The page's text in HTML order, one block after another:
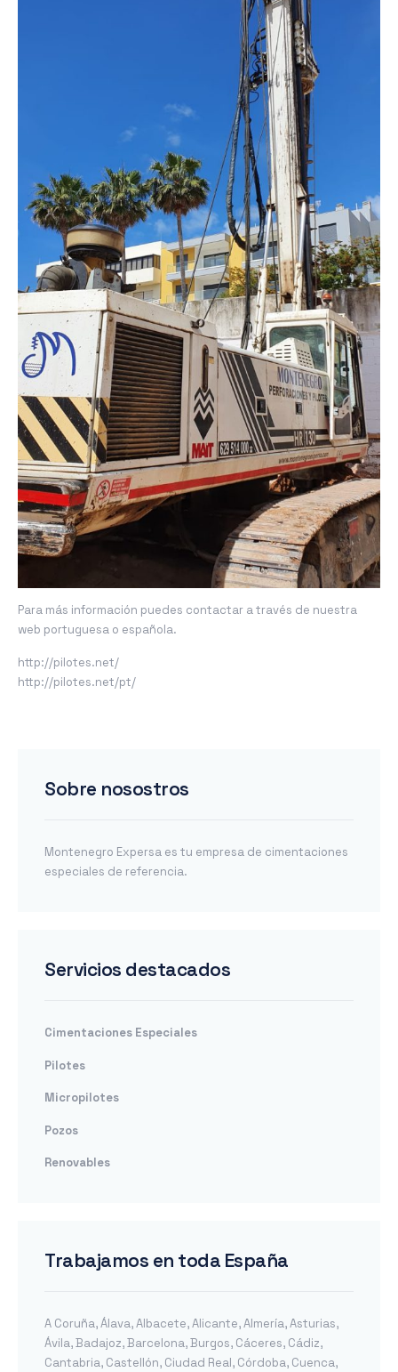
Para más información puedes contactar a través de nuestra
web portuguesa o española.
http://pilotes.net/
http://pilotes.net/pt/
Sobre nosostros
Montenegro Expersa es tu empresa de cimentaciones
especiales de referencia.
Servicios destacados
Cimentaciones Especiales
Pilotes
Micropilotes
Pozos
Renovables
Trabajamos en toda España
A Coruña,Álava,Albacete,Alicante,Almería,Asturias,
Ávila,Badajoz,Barcelona,Burgos, Cáceres, Cádiz,
Cantabria, Castellón, Ciudad Real, Córdoba, Cuenca,